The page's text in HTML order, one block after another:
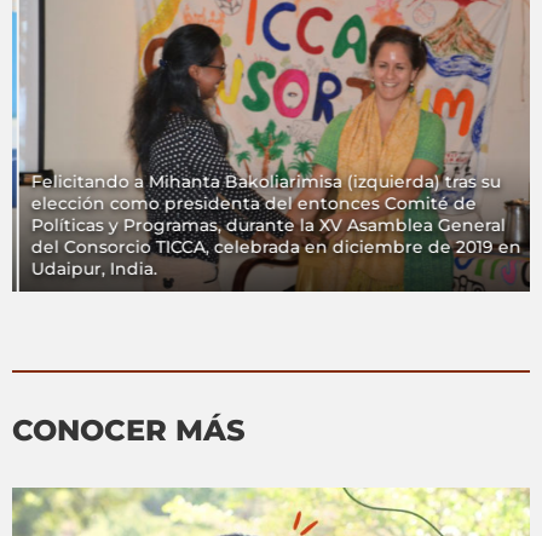
Felicitando a Mihanta Bakoliarimisa (izquierda) tras su
elección como presidenta del entonces Comité de
Políticas y Programas, durante la XV Asamblea General
del Consorcio TICCA, celebrada en diciembre de 2019 en
Udaipur, India.
CONOCER MÁS